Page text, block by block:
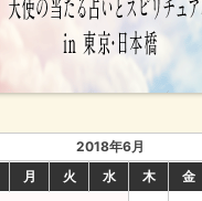
2018年6月
月 火 水 木 金